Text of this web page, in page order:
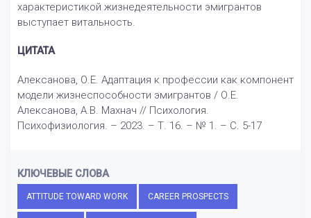
характеристикой жизнедеятельности эмигрантов
выступает витальность.
ЦИТАТА
Алексанова, О.Е. Адаптация к профессии как компонент
модели жизнеспособности эмигрантов / О.Е.
Алексанова, А.В. Махнач // Психология.
Психофизиология. – 2023. – Т. 16. – № 1. – С. 5-17
КЛЮЧЕВЫЕ СЛОВА
ATTITUDE TOWARD WORK CAREER PROSPECTS